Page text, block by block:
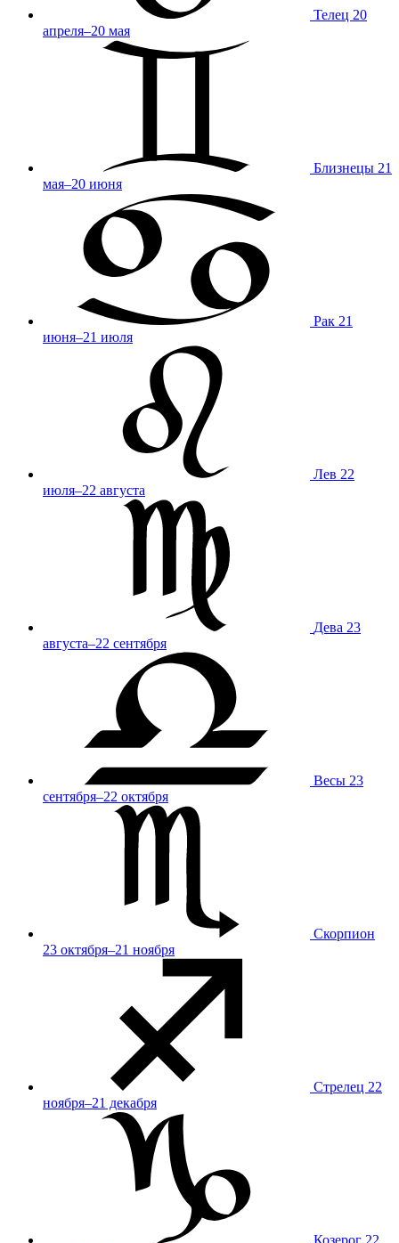
Телец 20
апреля–20 мая
Близнецы 21
мая–20 июня
Рак 21
июня–21 июля
Лев 22
июля–22 августа
Дева 23
августа–22 сентября
Весы 23
сентября–22 октября
Скорпион
23 октября–21 ноября
Стрелец 22
ноября–21 декабря
Козерог 22